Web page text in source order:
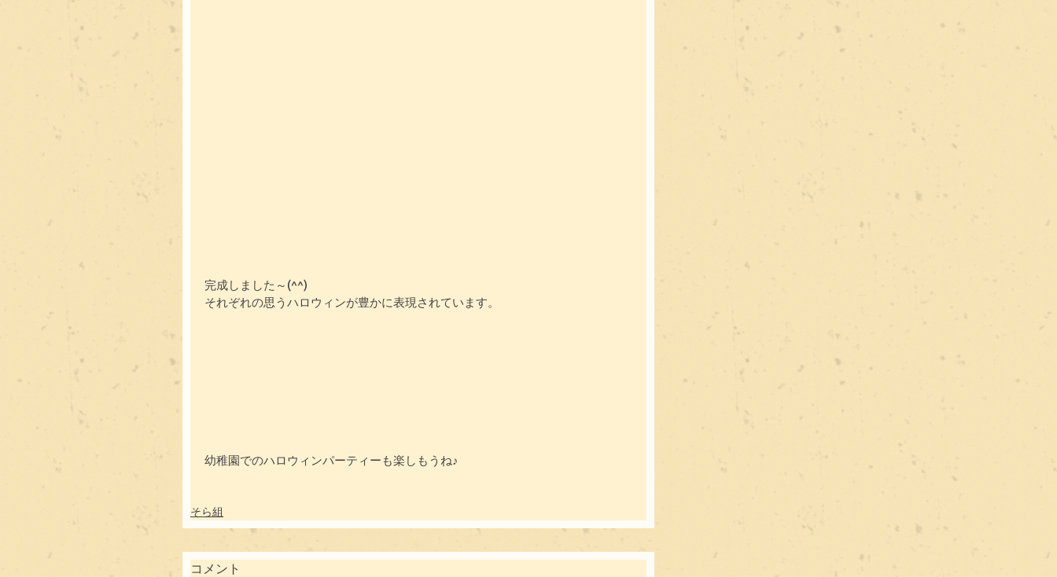
完成しました～(^^)
それぞれの思うハロウィンが豊かに表現されています。
幼稚園でのハロウィンパーティーも楽しもうね♪
そら組
コメント